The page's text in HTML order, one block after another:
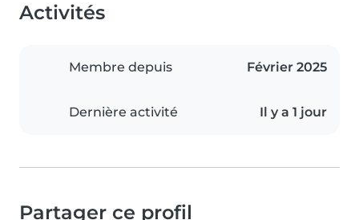
Activités
Membre depuis Février 2025
Dernière activité Il y a 1 jour
Partager ce profil